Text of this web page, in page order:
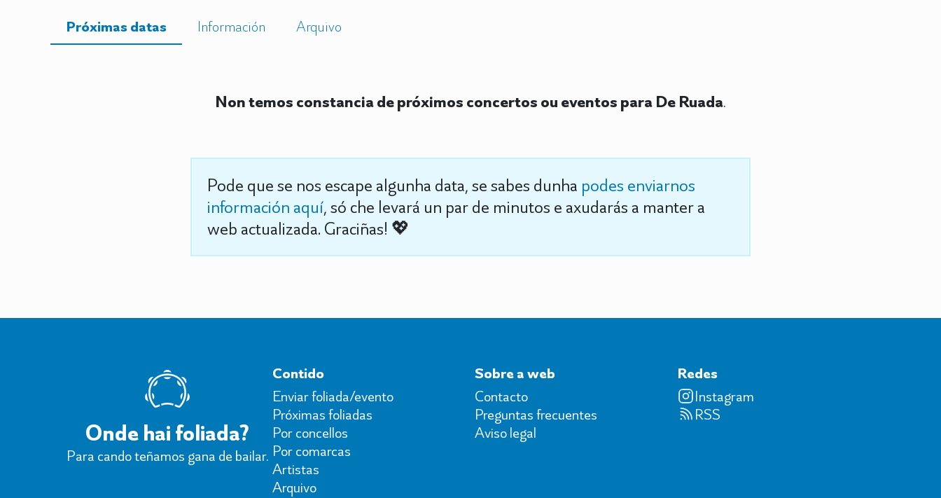
Próximas datas Información Arquivo
Non temos constancia de próximos concertos ou eventos para De Ruada.
Pode que se nos escape algunha data, se sabes dunha podes enviarnos
información aquí, só che levará un par de minutos e axudarás a manter a
web actualizada. Graciñas! 💖
Onde hai foliada?
Para cando teñamos gana de bailar.
Contido
Enviar foliada/evento
Próximas foliadas
Por concellos
Por comarcas
Artistas
Arquivo
Sobre a web
Contacto
Preguntas frecuentes
Aviso legal
Redes
Instagram
RSS